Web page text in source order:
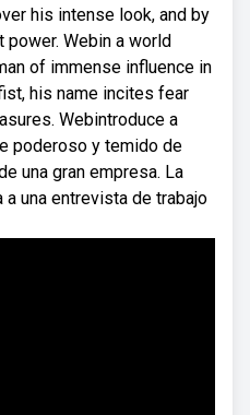
his intense look, and by
power. Webin a world
of immense influence in
his name incites fear
Webintroduce a
poderoso y temido de
una gran empresa. La
a una entrevista de trabajo